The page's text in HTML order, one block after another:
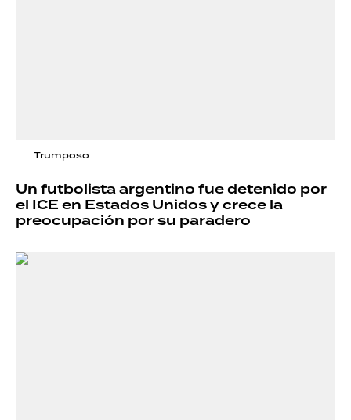
Trumposo
Un futbolista argentino fue detenido por
el ICE en Estados Unidos y crece la
preocupación por su paradero